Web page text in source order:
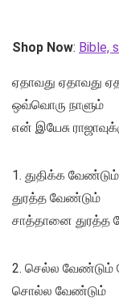
Shop Now: Bible,
ஏதாவது ஏதாவது
ஒவ்வொரு நாளும்
என் இயேசு
1. துதிக்க
துரத்த வேண்டும்
சாத்தானை துரத்த
2. செல்ல வேண்டும்
சொல்ல வேண்டும்